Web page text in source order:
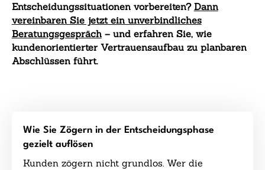
Entscheidungssituationen vorbereiten? Dann
vereinbaren Sie jetzt ein unverbindliches
Beratungsgespräch– und erfahren Sie, wie
kundenorientierter Vertrauensaufbau zu planbaren
Abschlüssen führt.
Wie Sie Zögern in der Entscheidungsphase
gezielt auflösen
Kunden zögern nicht grundlos. Wer die